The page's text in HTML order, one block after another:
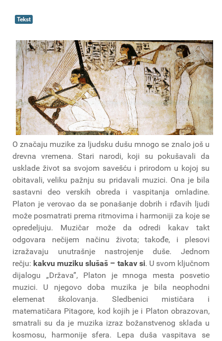
Tekst
O značaju muzike za ljudsku dušu mnogo se znalo još u
drevna vremena. Stari narodi, koji su pokušavali da
usklade život sa svojom savešću i prirodom u kojoj su
obitavali, veliku pažnju su pridavali muzici. Ona je bila
sastavni deo verskih obreda i vaspitanja omladine.
Platon je verovao da se ponašanje dobrih i rđavih ljudi
može posmatrati prema ritmovima i harmoniji za koje se
opredeljuju. Muzičar može da odredi kakav takt
odgovara nečijem načinu života; takođe, i plesovi
izražavaju unutrašnje nastrojenje duše. Jednom
rečju: kakvu muziku slušaš – takav si. U svom ključnom
dijalogu „Država”, Platon je mnoga mesta posvetio
muzici. U njegovo doba muzika je bila neophodni
elemenat školovanja. Sledbenici mističara i
matematičara Pitagore, kod kojih je i Platon obrazovan,
smatrali su da je muzika izraz božanstvenog sklada u
kosmosu, harmonije sfera. Lepa duša vaspitava se